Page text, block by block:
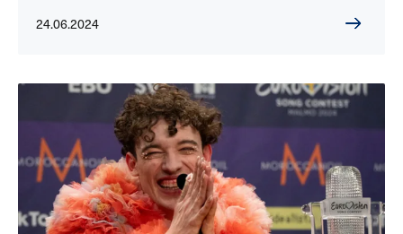
24.06.2024